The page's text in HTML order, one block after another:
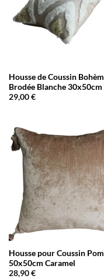
Housse de Coussin
Brodée Blanche 30x50cm
29,00€
Housse pour Coussin
50x50cm Caramel
28,90€